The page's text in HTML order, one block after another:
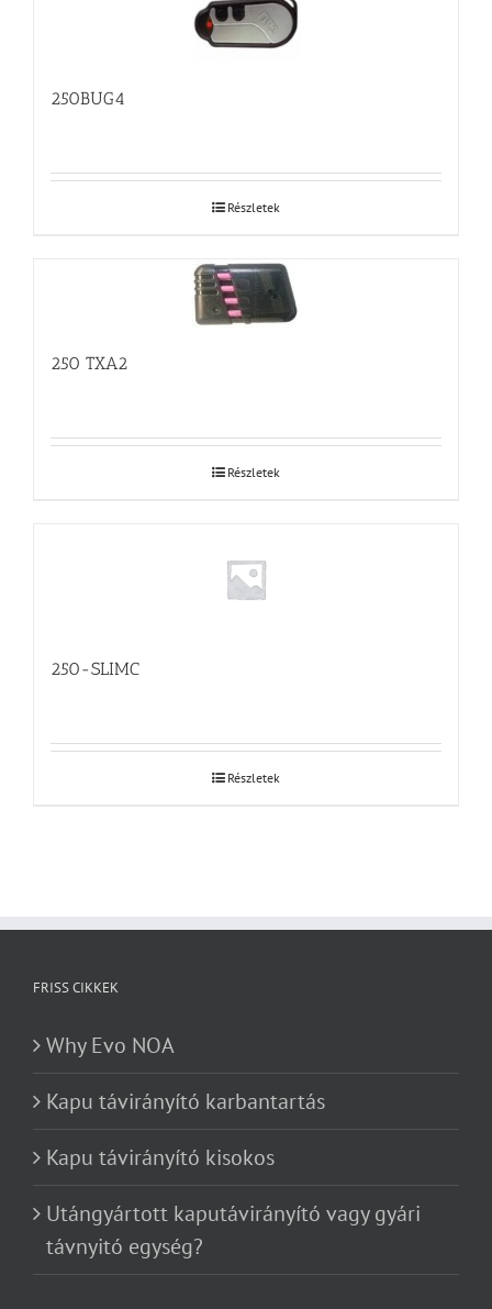
250BUG4
Részletek
250 TXA2
Részletek
250-SLIMC
Részletek
FRISS CIKKEK
Why Evo NOA
Kapu távirányító karbantartás
Kapu távirányító kisokos
Utángyártott kaputávirányító vagy gyári
távnyitó egység?